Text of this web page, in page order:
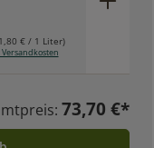
€/ 1 Liter)
Versandkosten
73,70 €*